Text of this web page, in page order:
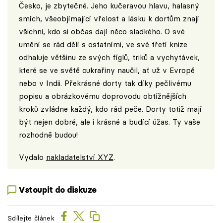
Česko, je zbytečné. Jeho kučeravou hlavu, halasný
smích, všeobjímající vřelost a lásku k dortům znají
všichni, kdo si občas dají něco sladkého. O své
umění se rád dělí s ostatními, ve své třetí knize
odhaluje většinu ze svých fíglů, triků a vychytávek,
které se ve světě cukrařiny naučil, ať už v Evropě
nebo v Indii. Překrásné dorty tak díky pečlivému
popisu a obrázkovému doprovodu obtížnějších
kroků zvládne každý, kdo rád peče. Dorty totiž mají
být nejen dobré, ale i krásné a budící úžas. Ty vaše
rozhodně budou!
Vydalo nakladatelství XYZ.
Vstoupit do diskuze
Sdílejte článek